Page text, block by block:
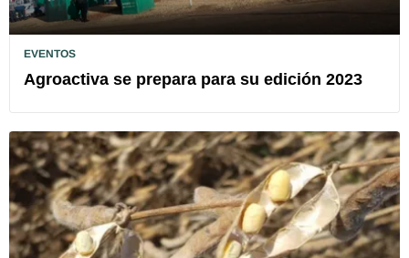
EVENTOS
Agroactiva se prepara para su edición 2023